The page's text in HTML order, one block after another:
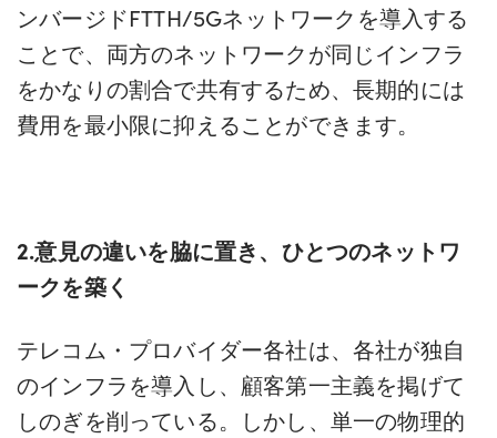
ンバージドFTTH/5Gネットワークを導入する
ことで、両方のネットワークが同じインフラ
をかなりの割合で共有するため、長期的には
費用を最小限に抑えることができます。
2.意見の違いを脇に置き、ひとつのネットワ
ークを築く
テレコム・プロバイダー各社は、各社が独自
のインフラを導入し、顧客第一主義を掲げて
しのぎを削っている。しかし、単一の物理的